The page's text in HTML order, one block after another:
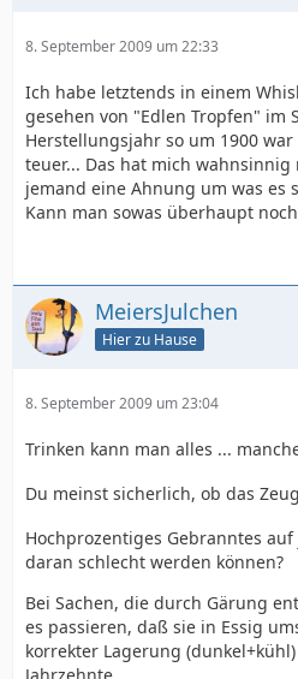
8. September 2009 um 22:33
Ich habe letztends in einem
gesehen von "Edlen Tropfen" im
Herstellungsjahr so um 1900
teuer... Das hat mich
jemand eine Ahnung um was es
Kann man sowas überhaupt
MeiersJulchen
Hier zu Hause
8. September 2009 um 23:04
Trinken kann man alles ...
Du meinst sicherlich, ob das
Hochprozentiges Gebranntes
daran schlecht werden können?
Bei Sachen, die durch Gärung
es passieren, daß sie in Essig
korrekter Lagerung